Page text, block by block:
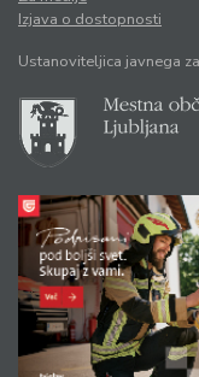
Izjava o dostopnosti
Ustanoviteljica javnega